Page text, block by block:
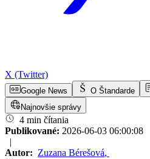
X (Twitter)
Google News O Štandarde
Najnovšie správy
4 min čítania
Publikované: 2026-06-03 06:00:08
|
Autor: Zuzana Bérešová,